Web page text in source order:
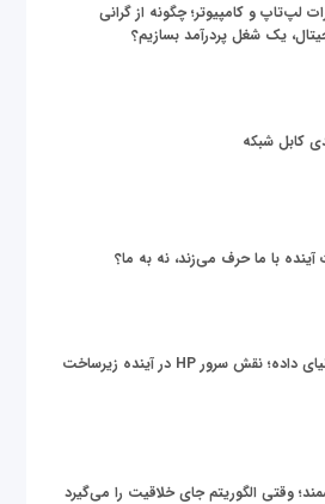
لپ‌تاپ و کامپیوتر؛ چگونه از گرانی
یک شغل پردرآمد بسازیم؟
کابل شبکه
آینده با ما حرف می‌زند، نه به ما؟
زیر پوست دنیای داده؛ نقش سرور HP در آینده زیرساخت
وقتی الگوریتم جای خلاقیت را می‌گیرد